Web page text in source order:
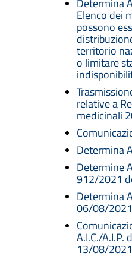
Elenco dei
possono
territorio
o limitare
relative a
medicinali
Determina
Determine
912/2021
Determina
06/08/2021
A.I.C./A.I.P.
13/08/2021